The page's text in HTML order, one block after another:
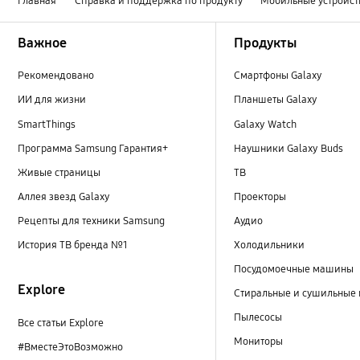
Важное
Рекомендовано
ИИ для жизни
SmartThings
Программа Samsung Гарантия+
Живые страницы
Аллея звезд Galaxy
Рецепты для техники Samsung
История ТВ бренда №1
Explore
Все статьи Explore
#ВместеЭтоВозможно
Продукты
Смартфоны Galaxy
Планшеты Galaxy
Galaxy Watch
Наушники Galaxy Buds
ТВ
Проекторы
Аудио
Холодильники
Посудомоечные машины
Стиральные и
Пылесосы
Мониторы